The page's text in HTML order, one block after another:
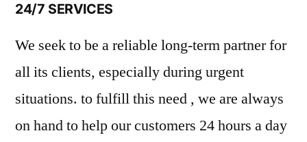
24/7 SERVICES
We seek to be a reliable long-term partner for
all its clients, especially during urgent
situations. to fulfill this need , we are always
on hand to help our customers 24 hours a day